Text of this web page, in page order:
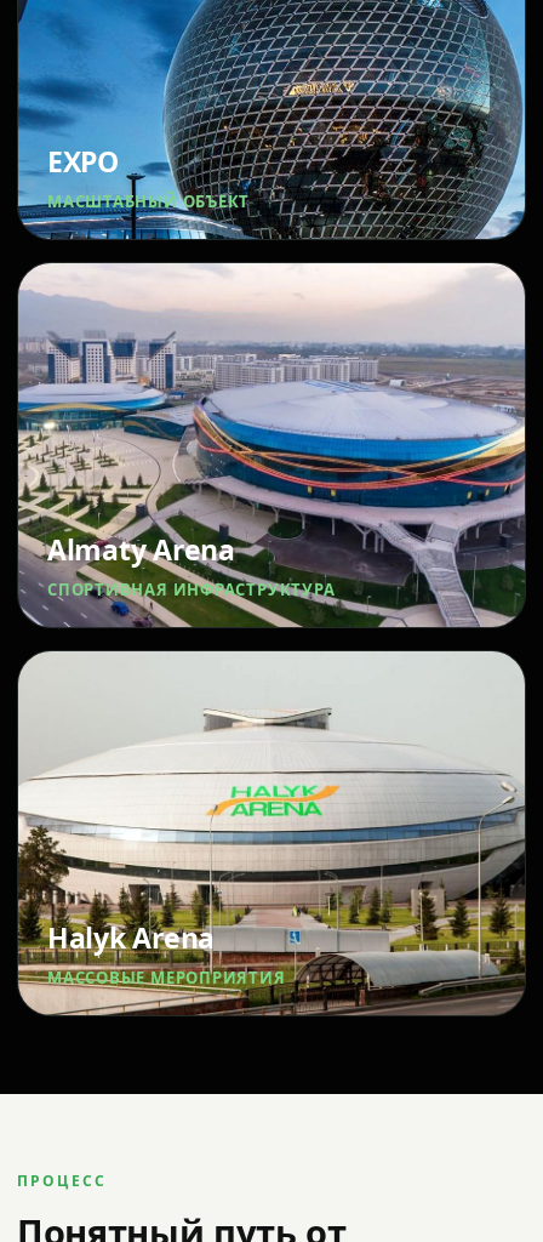
EXPO
МАСШТАБНЫЙ ОБЪЕКТ
Almaty Arena
СПОРТИВНАЯ ИНФРАСТРУКТУРА
Halyk Arena
МАССОВЫЕ МЕРОПРИЯТИЯ
ПРОЦЕСС
Понятный путь от